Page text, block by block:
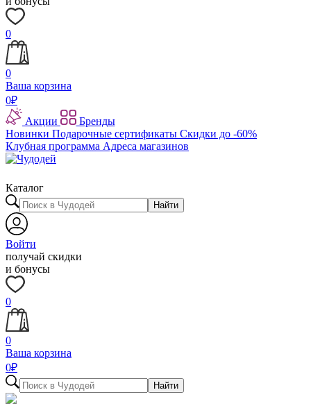
0
0
Ваша корзина
0₽
Акции
Бренды
Новинки Подарочные сертификаты Скидки до -60%
Клубная программа Адреса магазинов
Каталог
Найти
Войти
получай скидки
и бонусы
0
0
Ваша корзина
0₽
Найти